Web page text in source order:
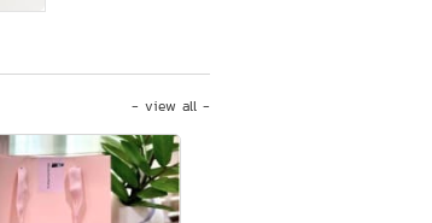
- view all -